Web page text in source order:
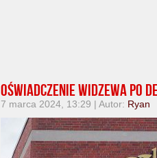
Oświadczenie Widzewa po
7 marca 2024, 13:29 | Autor: Ryan